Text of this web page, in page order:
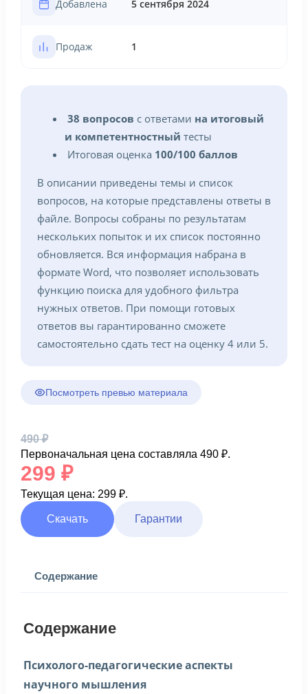
Добавлена 5 сентября 2024
Продаж 1
38 вопросов с ответами на итоговый
и компетентностный тесты
Итоговая оценка 100/100 баллов
В описании приведены темы и список
вопросов, на которые представлены ответы в
файле. Вопросы собраны по результатам
нескольких попыток и их список постоянно
обновляется. Вся информация набрана в
формате Word, что позволяет использовать
функцию поиска для удобного фильтра
нужных ответов. При помощи готовых
ответов вы гарантированно сможете
самостоятельно сдать тест на оценку 4 или 5.
Посмотреть превью материала
490₽
Первоначальная цена составляла 490 ₽.
299 ₽
Текущая цена: 299 ₽.
Скачать Гарантии
Содержание
Содержание
Психолого-педагогические аспекты
научного мышления